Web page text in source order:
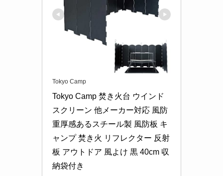
Tokyo Camp
Tokyo Camp 焚き火台 ウインド
スクリーン 他メーカー対応 風防
重厚感あるスチール製 風防板 キ
ャンプ 焚き火 リフレクター 反射
板 アウトドア 風よけ 黒 40cm 収
納袋付き